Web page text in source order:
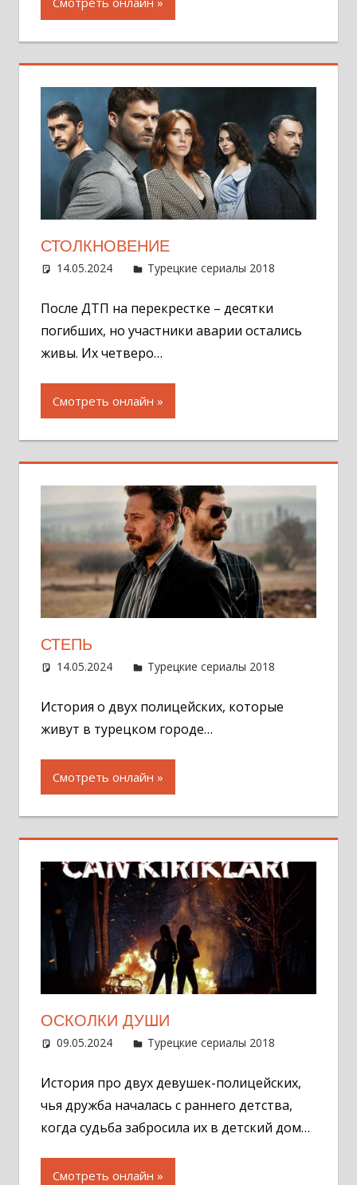
СТОЛКНОВЕНИЕ
14.05.2024 Администратор
Турецкие сериалы 2018
После ДТП на перекрестке – десятки
погибших, но участники аварии остались
живы. Их четверо…
Смотреть онлайн
СТЕПЬ
14.05.2024 Администратор
Турецкие сериалы 2018
История о двух полицейских, которые
живут в турецком городе…
Смотреть онлайн
ОСКОЛКИ ДУШИ
09.05.2024 Администратор
Турецкие сериалы 2018
История про двух девушек-полицейских,
чья дружба началась с раннего детства,
когда судьба забросила их в детский дом…
Смотреть онлайн